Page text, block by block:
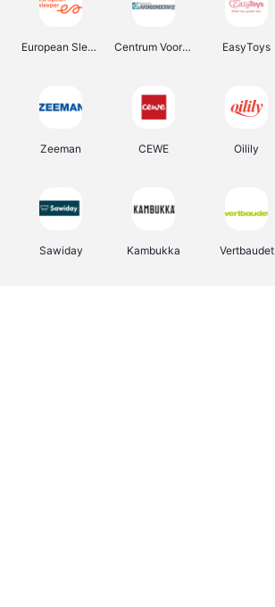
European Sleeper Centrum Voor Avondonderwijs EasyToys
Zeeman CEWE Oilily
Sawiday Kambukka Vertbaudet